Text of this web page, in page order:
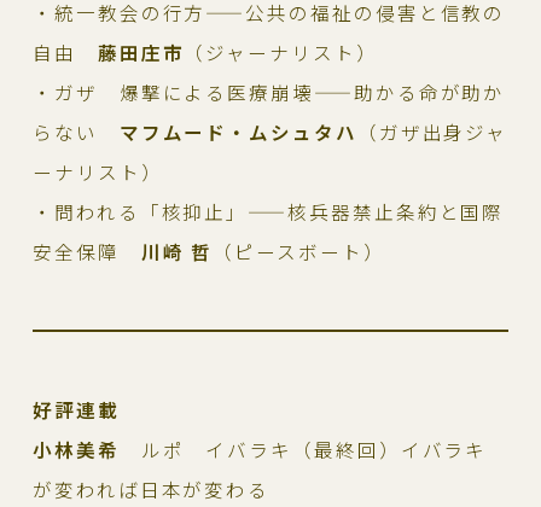
・統一教会の行方——公共の福祉の侵害と信教の
自由 藤田庄市 （ジャーナリスト）
・ガザ 爆撃による医療崩壊——助かる命が助か
らない マフムード・ムシュタハ
（ガザ出身ジャ
ーナリスト）
・問われる「核抑止」——核兵器禁止条約と国際
安全保障 川崎 哲 （ピースボート）
好評連載
小林美希
ルポ イバラキ（最終回）イバラキ
が変われば日本が変わる